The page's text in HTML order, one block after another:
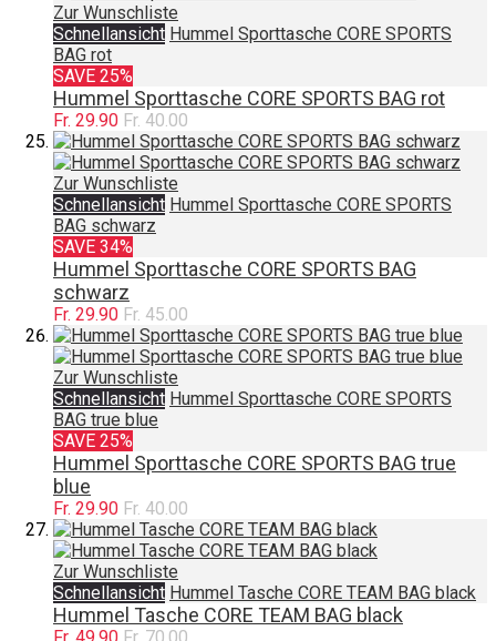
Zur Wunschliste
Schnellansicht Hummel Sporttasche CORE SPORTS
BAG rot
SAVE 25%
Hummel Sporttasche CORE SPORTS BAG rot
Fr. 29.90 Fr. 40.00
Zur Wunschliste
Schnellansicht Hummel Sporttasche CORE SPORTS
BAG schwarz
SAVE 34%
Hummel Sporttasche CORE SPORTS BAG
schwarz
Fr. 29.90 Fr. 45.00
Zur Wunschliste
Schnellansicht Hummel Sporttasche CORE SPORTS
BAG true blue
SAVE 25%
Hummel Sporttasche CORE SPORTS BAG true
blue
Fr. 29.90 Fr. 40.00
Zur Wunschliste
Schnellansicht Hummel Tasche CORE TEAM BAG black
Hummel Tasche CORE TEAM BAG black